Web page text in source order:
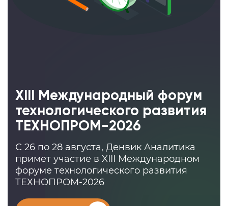
XIII Международный форум
технологического развития
ТЕХНОПРОМ-2026
С 26 по 28 августа, Денвик Аналитика
примет участие в XIII Международном
форуме технологического развития
ТЕХНОПРОМ-2026